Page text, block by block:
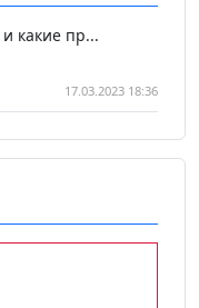
какие пр...
17.03.2023 18:36